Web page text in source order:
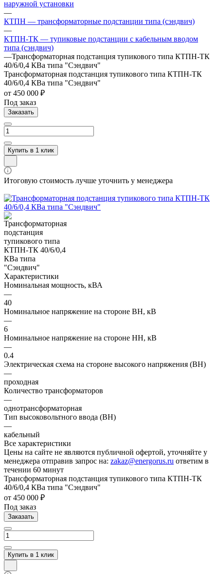
наружной установки
—
КТПН — трансформаторные подстанции типа (сэндвич)
—
КТПН-ТК — тупиковые подстанции с кабельным вводом
типа (сэндвич)
—Трансформаторная подстанция тупикового типа КТПН-ТК
40/6/0,4 КВа типа "Сэндвич"
Трансформаторная подстанция тупикового типа КТПН-ТК
40/6/0,4 КВа типа "Сэндвич"
от 450 000 ₽
Под заказ
Заказать
Купить в 1 клик
Итоговую стоимость лучше уточнить у менеджера
Характеристики
Номинальная мощность, кВА
—
40
Номинальное напряжение на стороне ВН, кВ
—
6
Номинальное напряжение на стороне НН, кВ
—
0.4
Электрическая схема на стороне высокого напряжения (ВН)
—
проходная
Количество трансформаторов
—
однотрансформаторная
Тип высоковольтного ввода (ВН)
—
кабельный
Все характеристики
Цены на сайте не являются публичной офертой, уточняйте у
менеджера отправив запрос на: zakaz@energorus.ru ответим в
течении 60 минут
Трансформаторная подстанция тупикового типа КТПН-ТК
40/6/0,4 КВа типа "Сэндвич"
от 450 000 ₽
Под заказ
Заказать
Купить в 1 клик